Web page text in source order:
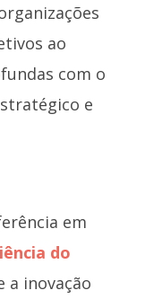
ao
com o
e
em
do
a inovação